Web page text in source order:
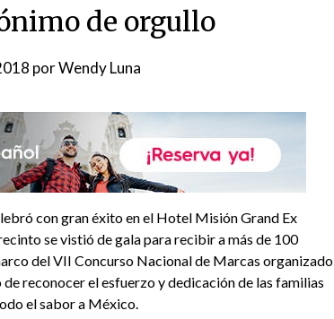
de orgullo
porWendy Luna
con gran éxito en el Hotel Misión Grand Ex
se vistió de gala para recibir a más de 100
del VII Concurso Nacional de Marcas organizado
reconocer el esfuerzo y dedicación de las familias
el sabor a México.